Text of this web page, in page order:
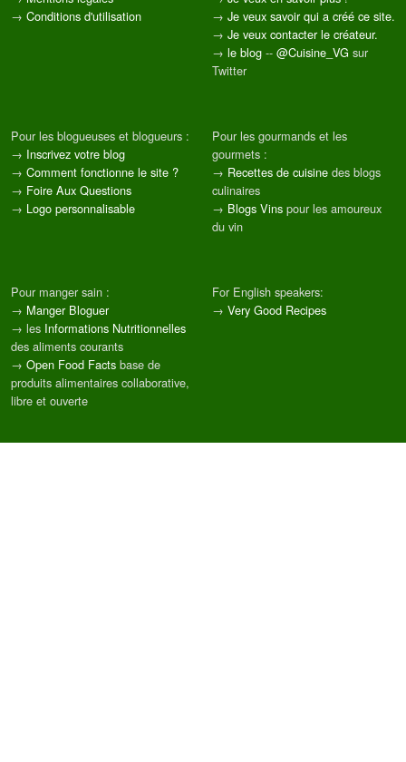
→ Conditions d'utilisation
→ Je veux savoir qui a créé ce site.
→ Je veux contacter le créateur.
→ le blog -- @Cuisine_VG sur
Twitter
Pour les blogueuses et blogueurs :
→ Inscrivez votre blog
→ Comment fonctionne le site ?
→ Foire Aux Questions
→ Logo personnalisable
Pour les gourmands et les
gourmets :
→ Recettes de cuisine des blogs
culinaires
→ Blogs Vins pour les amoureux
du vin
Pour manger sain :
→ Manger Bloguer
→ les Informations Nutritionnelles
des aliments courants
→ Open Food Facts base de
produits alimentaires collaborative,
libre et ouverte
For English speakers:
→ Very Good Recipes